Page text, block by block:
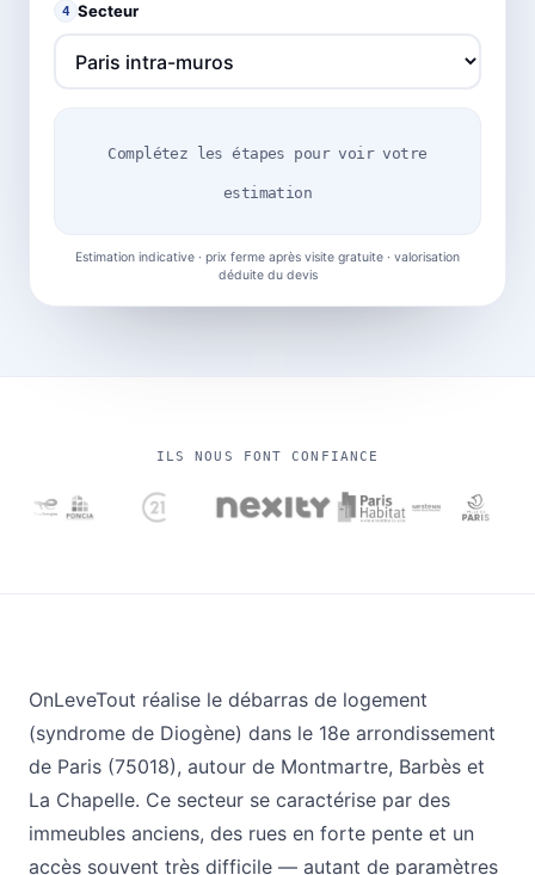
4 Secteur
Complétez les étapes pour voir votre
estimation
Estimation indicative · prix ferme après visite gratuite · valorisation
déduite du devis
ILS NOUS FONT CONFIANCE
OnLeveTout réalise le débarras de logement
(syndrome de Diogène) dans le 18e arrondissement
de Paris (75018), autour de Montmartre, Barbès et
La Chapelle. Ce secteur se caractérise par des
immeubles anciens, des rues en forte pente et un
accès souvent très difficile — autant de paramètres